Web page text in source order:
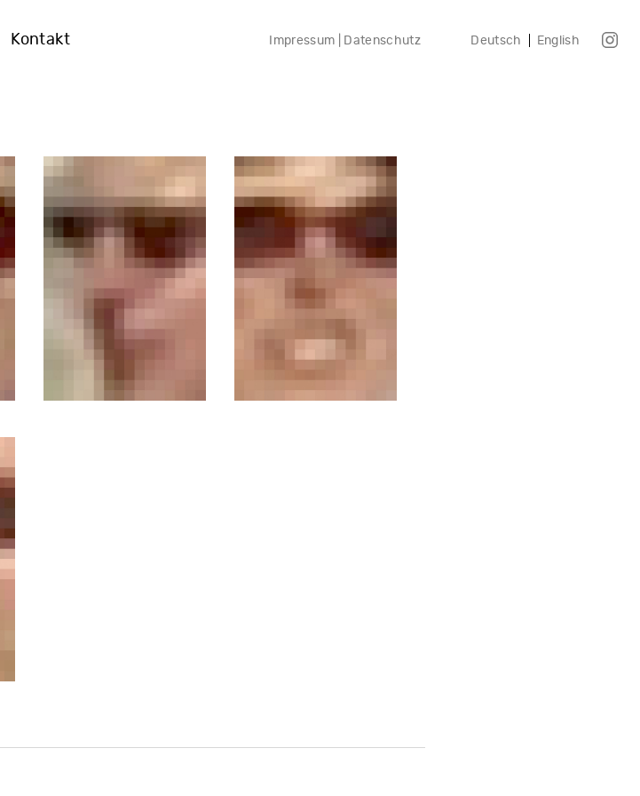
Kontakt Impressum | Datenschutz Deutsch English